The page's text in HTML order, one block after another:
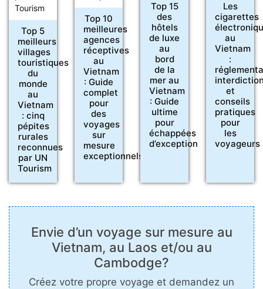
Top 5
meilleurs
villages
touristiques
du
monde
au
Vietnam
: cinq
pépites
rurales
reconnues
par UN
Tourism
Top 10
meilleures
agences
réceptives
au
Vietnam
: Guide
complet
pour
des
voyages
sur
mesure
exceptionnels
Top 15
des
hôtels
de luxe
au
bord
de la
mer au
Vietnam
: Guide
ultime
pour
échappées
d’exception
Les
cigarettes
au
Vietnam
:
et
conseils
pratiques
pour
les
voyageurs
Envie d’un voyage sur mesure au
Vietnam, au Laos et/ou au
Cambodge?
Créez votre propre voyage et demandez un